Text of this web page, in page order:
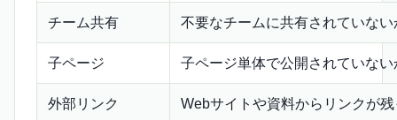
チーム共有 不要なチームに共有されていない
子ページ 子ページ単体で公開されていない
外部リンク Webサイトや資料からリンクが